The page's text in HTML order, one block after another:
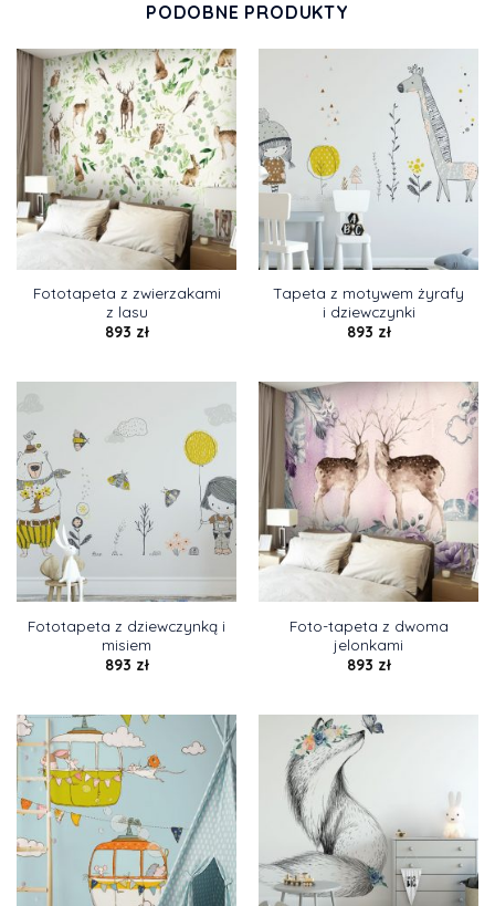
PODOBNE PRODUKTY
Fototapeta z zwierzakami
z lasu
893 zł
Tapeta z motywem żyrafy
i dziewczynki
893 zł
Fototapeta z dziewczynką i
misiem
893 zł
Foto-tapeta z dwoma
jelonkami
893 zł